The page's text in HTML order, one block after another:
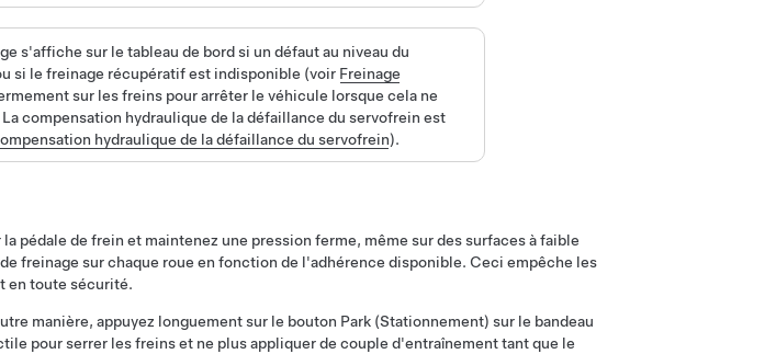
s'affiche sur le tableau de bordsi un défaut au niveau du
si le freinage récupératif est indisponible (voir Freinage
sur les freins pour arrêter le véhicule lorsque cela ne
compensation hydraulique de la défaillance du servofrein est
hydraulique de la défaillance du servofrein).
pédale de frein et maintenez une pression ferme, même sur des surfaces à faible
freinage sur chaque roue en fonction de l'adhérence disponible. Ceci empêche les
en toute sécurité.
manière, appuyez longuement sur le bouton Park (Stationnement) sur le bandeau
pour serrer les freins et ne plus appliquer de couple d'entraînement tant que le